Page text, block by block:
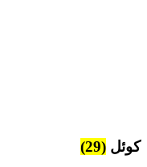
کوئل (29)